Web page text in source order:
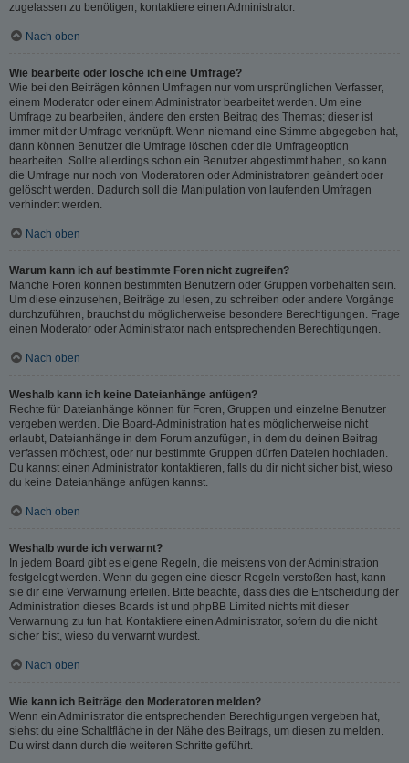
zugelassen zu benötigen, kontaktiere einen Administrator.
Nach oben
Wie bearbeite oder lösche ich eine Umfrage?
Wie bei den Beiträgen können Umfragen nur vom ursprünglichen Verfasser,
einem Moderator oder einem Administrator bearbeitet werden. Um eine
Umfrage zu bearbeiten, ändere den ersten Beitrag des Themas; dieser ist
immer mit der Umfrage verknüpft. Wenn niemand eine Stimme abgegeben hat,
dann können Benutzer die Umfrage löschen oder die Umfrageoption
bearbeiten. Sollte allerdings schon ein Benutzer abgestimmt haben, so kann
die Umfrage nur noch von Moderatoren oder Administratoren geändert oder
gelöscht werden. Dadurch soll die Manipulation von laufenden Umfragen
verhindert werden.
Nach oben
Warum kann ich auf bestimmte Foren nicht zugreifen?
Manche Foren können bestimmten Benutzern oder Gruppen vorbehalten sein.
Um diese einzusehen, Beiträge zu lesen, zu schreiben oder andere Vorgänge
durchzuführen, brauchst du möglicherweise besondere Berechtigungen. Frage
einen Moderator oder Administrator nach entsprechenden Berechtigungen.
Nach oben
Weshalb kann ich keine Dateianhänge anfügen?
Rechte für Dateianhänge können für Foren, Gruppen und einzelne Benutzer
vergeben werden. Die Board-Administration hat es möglicherweise nicht
erlaubt, Dateianhänge in dem Forum anzufügen, in dem du deinen Beitrag
verfassen möchtest, oder nur bestimmte Gruppen dürfen Dateien hochladen.
Du kannst einen Administrator kontaktieren, falls du dir nicht sicher bist, wieso
du keine Dateianhänge anfügen kannst.
Nach oben
Weshalb wurde ich verwarnt?
In jedem Board gibt es eigene Regeln, die meistens von der Administration
festgelegt werden. Wenn du gegen eine dieser Regeln verstoßen hast, kann
sie dir eine Verwarnung erteilen. Bitte beachte, dass dies die Entscheidung der
Administration dieses Boards ist und phpBB Limited nichts mit dieser
Verwarnung zu tun hat. Kontaktiere einen Administrator, sofern du die nicht
sicher bist, wieso du verwarnt wurdest.
Nach oben
Wie kann ich Beiträge den Moderatoren melden?
Wenn ein Administrator die entsprechenden Berechtigungen vergeben hat,
siehst du eine Schaltfläche in der Nähe des Beitrags, um diesen zu melden.
Du wirst dann durch die weiteren Schritte geführt.